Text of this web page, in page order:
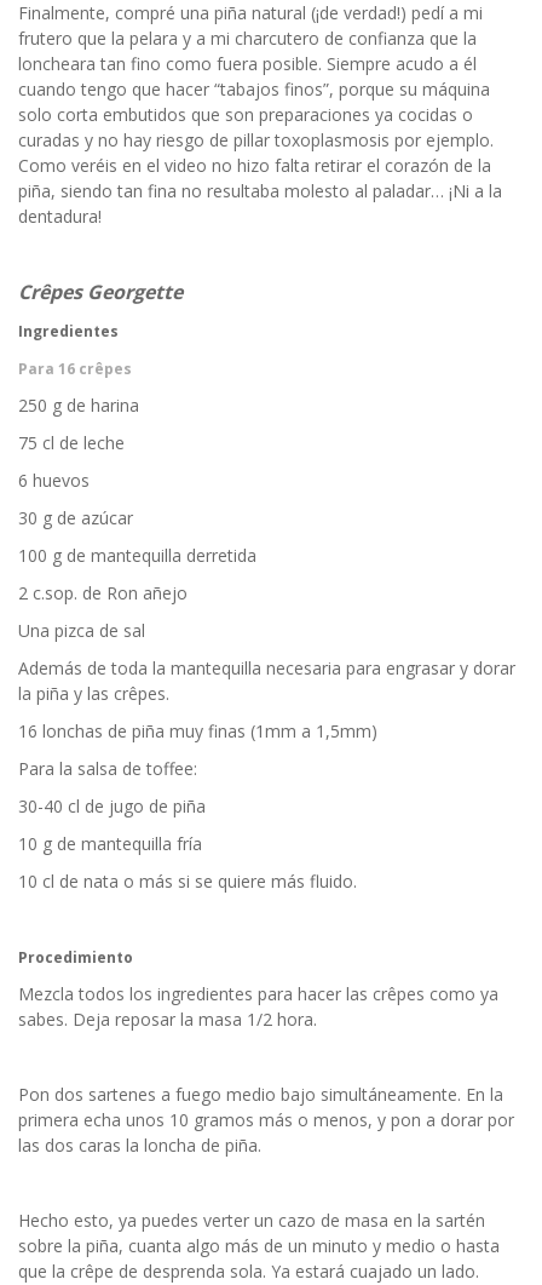
Finalmente, compré una piña natural (¡de verdad!) pedí a mi
frutero que la pelara y a mi charcutero de confianza que la
loncheara tan fino como fuera posible. Siempre acudo a él
cuando tengo que hacer “tabajos finos”, porque su máquina
solo corta embutidos que son preparaciones ya cocidas o
curadas y no hay riesgo de pillar toxoplasmosis por ejemplo.
Como veréis en el video no hizo falta retirar el corazón de la
piña, siendo tan fina no resultaba molesto al paladar… ¡Ni a la
dentadura!
Crêpes Georgette
Ingredientes
Para 16 crêpes
250 g de harina
75 cl de leche
6 huevos
30 g de azúcar
100 g de mantequilla derretida
2 c.sop. de Ron añejo
Una pizca de sal
Además de toda la mantequilla necesaria para engrasar y dorar
la piña y las crêpes.
16 lonchas de piña muy finas (1mm a 1,5mm)
Para la salsa de toffee:
30-40 cl de jugo de piña
10 g de mantequilla fría
10 cl de nata o más si se quiere más fluido.
Procedimiento
Mezcla todos los ingredientes para hacer las crêpes como ya
sabes. Deja reposar la masa 1/2 hora.
Pon dos sartenes a fuego medio bajo simultáneamente. En la
primera echa unos 10 gramos más o menos, y pon a dorar por
las dos caras la loncha de piña.
Hecho esto, ya puedes verter un cazo de masa en la sartén
sobre la piña, cuanta algo más de un minuto y medio o hasta
que la crêpe de desprenda sola. Ya estará cuajado un lado.